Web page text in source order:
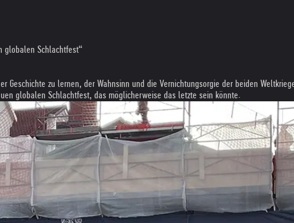
globalen Schlachtfest“
Geschichte zu lernen, der Wahnsinn und die Vernichtungsorgie der beiden
globalen Schlachtfest, das möglicherweise das letzte sein könnte.